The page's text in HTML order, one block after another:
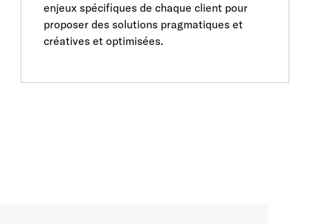
enjeux spécifiques de chaque client pour
proposer des solutions pragmatiques et
créatives et optimisées.